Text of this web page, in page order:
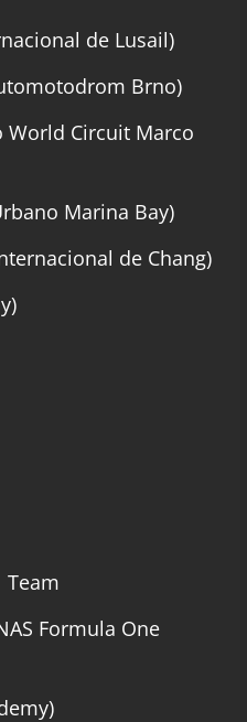
de Lusail)
Brno)
World Circuit Marco
Marina Bay)
de Chang)
Team
Formula One